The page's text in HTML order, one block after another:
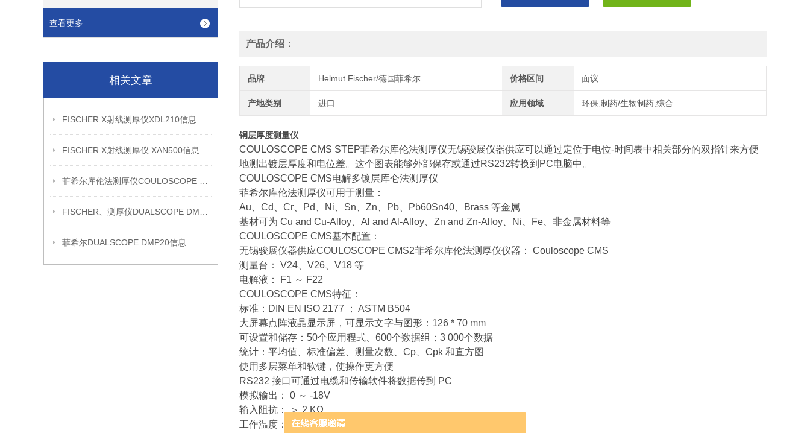
查看更多
相关文章
FISCHER X射线测厚仪XDL210信息
FISCHER X射线测厚仪 XAN500信息
菲希尔DUALSCOPE DMP20信息
产品介绍：
品牌 Helmut Fischer/德国菲希尔 价格区间 面议
产地类别 进口 应用领域 环保,制药/生物制药,综合
铜层厚度测量仪
COULOSCOPE CMS STEP菲希尔库伦法测厚仪无锡骏展仪器供应可以通过定位于电位-时间表中相关部分的双指针来方便
地测出镀层厚度和电位差。这个图表能够外部保存或通过RS232转换到PC电脑中。
COULOSCOPE CMS电解多镀层库仑法测厚仪
菲希尔库伦法测厚仪可用于测量：
Au、Cd、Cr、Pd、Ni、Sn、Zn、Pb、Pb60Sn40、Brass 等金属
基材可为 Cu and Cu-Alloy、Al and Al-Alloy、Zn and Zn-Alloy、Ni、Fe、非金属材料等
COULOSCOPE CMS基本配置：
无锡骏展仪器供应COULOSCOPE CMS2菲希尔库伦法测厚仪仪器： Couloscope CMS
测量台： V24、V26、V18 等
电解液： F1 ～ F22
COULOSCOPE CMS特征：
标准：DIN EN ISO 2177 ； ASTM B504
大屏幕点阵液晶显示屏，可显示文字与图形：126 * 70 mm
可设置和储存：50个应用程式、600个数据组；3 000个数据
统计：平均值、标准偏差、测量次数、Cp、Cpk 和直方图
使用多层菜单和软键，使操作更方便
RS232 接口可通过电缆和传输软件将数据传到 PC
模拟输出： 0 ～ -18V
输入阻抗： ＞ 2 KΩ
工作温度： 10 ℃ ～ 40 ℃